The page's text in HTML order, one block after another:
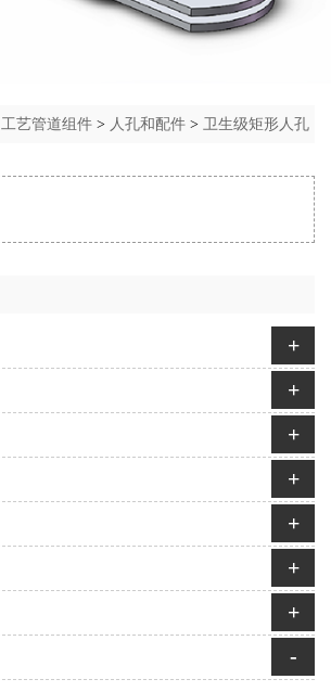
工艺管道组件 > 人孔和配件 > 卫生级矩形人孔
+
+
+
+
+
+
+
-